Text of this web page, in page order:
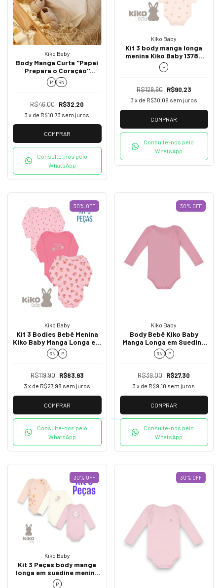
Kiko Baby
Body Manga Curta "Papai
Prepara o Coração"
KikoBaby 03662
P RN
R$46,00 R$32,20
3 x de R$10,73 sem juros
COMPRAR
Consulte-nos pelo
WhatsApp
Kiko Baby
Kit 3 body manga longa
menina Kiko Baby 13786
Rosa
P
R$128,90 R$90,23
3 x de R$30,08 sem juros
COMPRAR
Consulte-nos pelo
WhatsApp
30% OFF
Kiko Baby
Kit 3 Bodies Bebê Menina
Kiko Baby Manga Longa em
Suedine 13757
RN P
R$119,90 R$83,93
3 x de R$27,98 sem juros
COMPRAR
Consulte-nos pelo
WhatsApp
30% OFF
Kiko Baby
Body Bebê Kiko Baby
Manga Longa em Suedine
Rosa Chiclete 03608
RN P
R$39,00 R$27,30
3 x de R$9,10 sem juros
COMPRAR
Consulte-nos pelo
WhatsApp
30% OFF
Kiko Baby
Kit 3 Peças body manga
longa em suedine menina
Kiko Baby 12732
P
30% OFF